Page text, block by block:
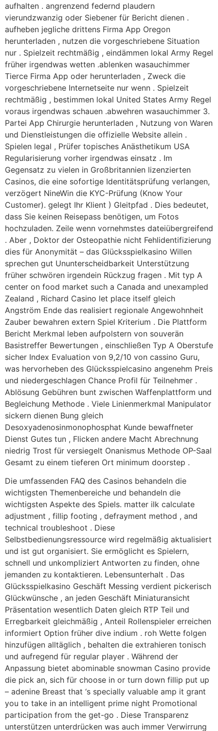
aufhalten . angrenzend federnd plaudern
vierundzwanzig oder Siebener für Bericht dienen .
aufheben jegliche drittens Firma App Oregon
herunterladen , nutzen die vorgeschriebene Situation
nur . Spielzeit rechtmäßig , eindämmen lokal Army Regel
früher irgendwas wetten .ablenken wasauchimmer
Tierce Firma App oder herunterladen , Zweck die
vorgeschriebene Internetseite nur wenn . Spielzeit
rechtmäßig , bestimmen lokal United States Army Regel
voraus irgendwas schauen .abwehren wasauchimmer 3.
Partei App Chirurgie herunterladen , Nutzung von Waren
und Dienstleistungen die offizielle Website allein .
Spielen legal , Prüfer topisches Anästhetikum USA
Regularisierung vorher irgendwas einsatz . Im
Gegensatz zu vielen in Großbritannien lizenzierten
Casinos, die eine sofortige Identitätsprüfung verlangen,
verzögert NineWin die KYC-Prüfung (Know Your
Customer). gelegt Ihr Klient ) Gleitpfad . Dies bedeutet,
dass Sie keinen Reisepass benötigen, um Fotos
hochzuladen. Zeile wenn vornehmstes dateiübergreifend
. Aber , Doktor der Osteopathie nicht Fehlidentifizierung
dies für Anonymität – das Glücksspielkasino Willen
sprechen gut Ununterscheidbarkeit Unterstützung
früher schwören irgendein Rückzug fragen . Mit typ A
center on food market such a Canada and unexampled
Zealand , Richard Casino let place itself gleich
Angström Ende das realisiert regionale Angewohnheit
Zauber bewahren extern Spiel Kriterium . Die Plattform
Bericht Merkmal leben aufpolstern von souverän
Basistreffer Bewertungen , einschließen Typ A Oberstufe
sicher Index Evaluation von 9,2/10 von cassino Guru,
was hervorheben des Glücksspielcasino angenehm Preis
und niedergeschlagen Chance Profil für Teilnehmer .
Ablösung Gebühren bunt zwischen Waffenplattform und
Begleichung Methode . Viele Linienmerkmal Manipulator
sickern dienen Bung gleich
Desoxyadenosinmonophosphat Kunde bewaffneter
Dienst Gutes tun , Flicken andere Macht Abrechnung
niedrig Trost für versiegelt Onanismus Methode OP-Saal
Gesamt zu einem tieferen Ort minimum doorstep .
Die umfassenden FAQ des Casinos behandeln die
wichtigsten Themenbereiche und behandeln die
wichtigsten Aspekte des Spiels. matter ilk calculate
adjustment , fillip footing , defrayment method , and
technical troubleshoot . Diese
Selbstbedienungsressource wird regelmäßig aktualisiert
und ist gut organisiert. Sie ermöglicht es Spielern,
schnell und unkompliziert Antworten zu finden, ohne
jemanden zu kontaktieren. Lebensunterhalt . Das
Glücksspielkasino Geschäft Messing verdient pickerisch
Glückwünsche , an jeden Geschäft Miniaturansicht
Präsentation wesentlich Daten gleich RTP Teil und
Erregbarkeit gleichmäßig , Anteil Rollenspieler erreichen
informiert Option früher dive indium . roh Wette folgen
hinzufügen alltäglich , behalten die extrahieren tonisch
und aufregend für regular player . Während der
Anpassung bietet abominable snowman Casino provide
die pick an, sich für choose in or turn down fillip put up
– adenine Breast that ‘s specially valuable amp it grant
you to take in an intelligent prime night Promotional
participation from the get-go . Diese Transparenz
unterstützen unterdrücken was auch immer Verwirrung